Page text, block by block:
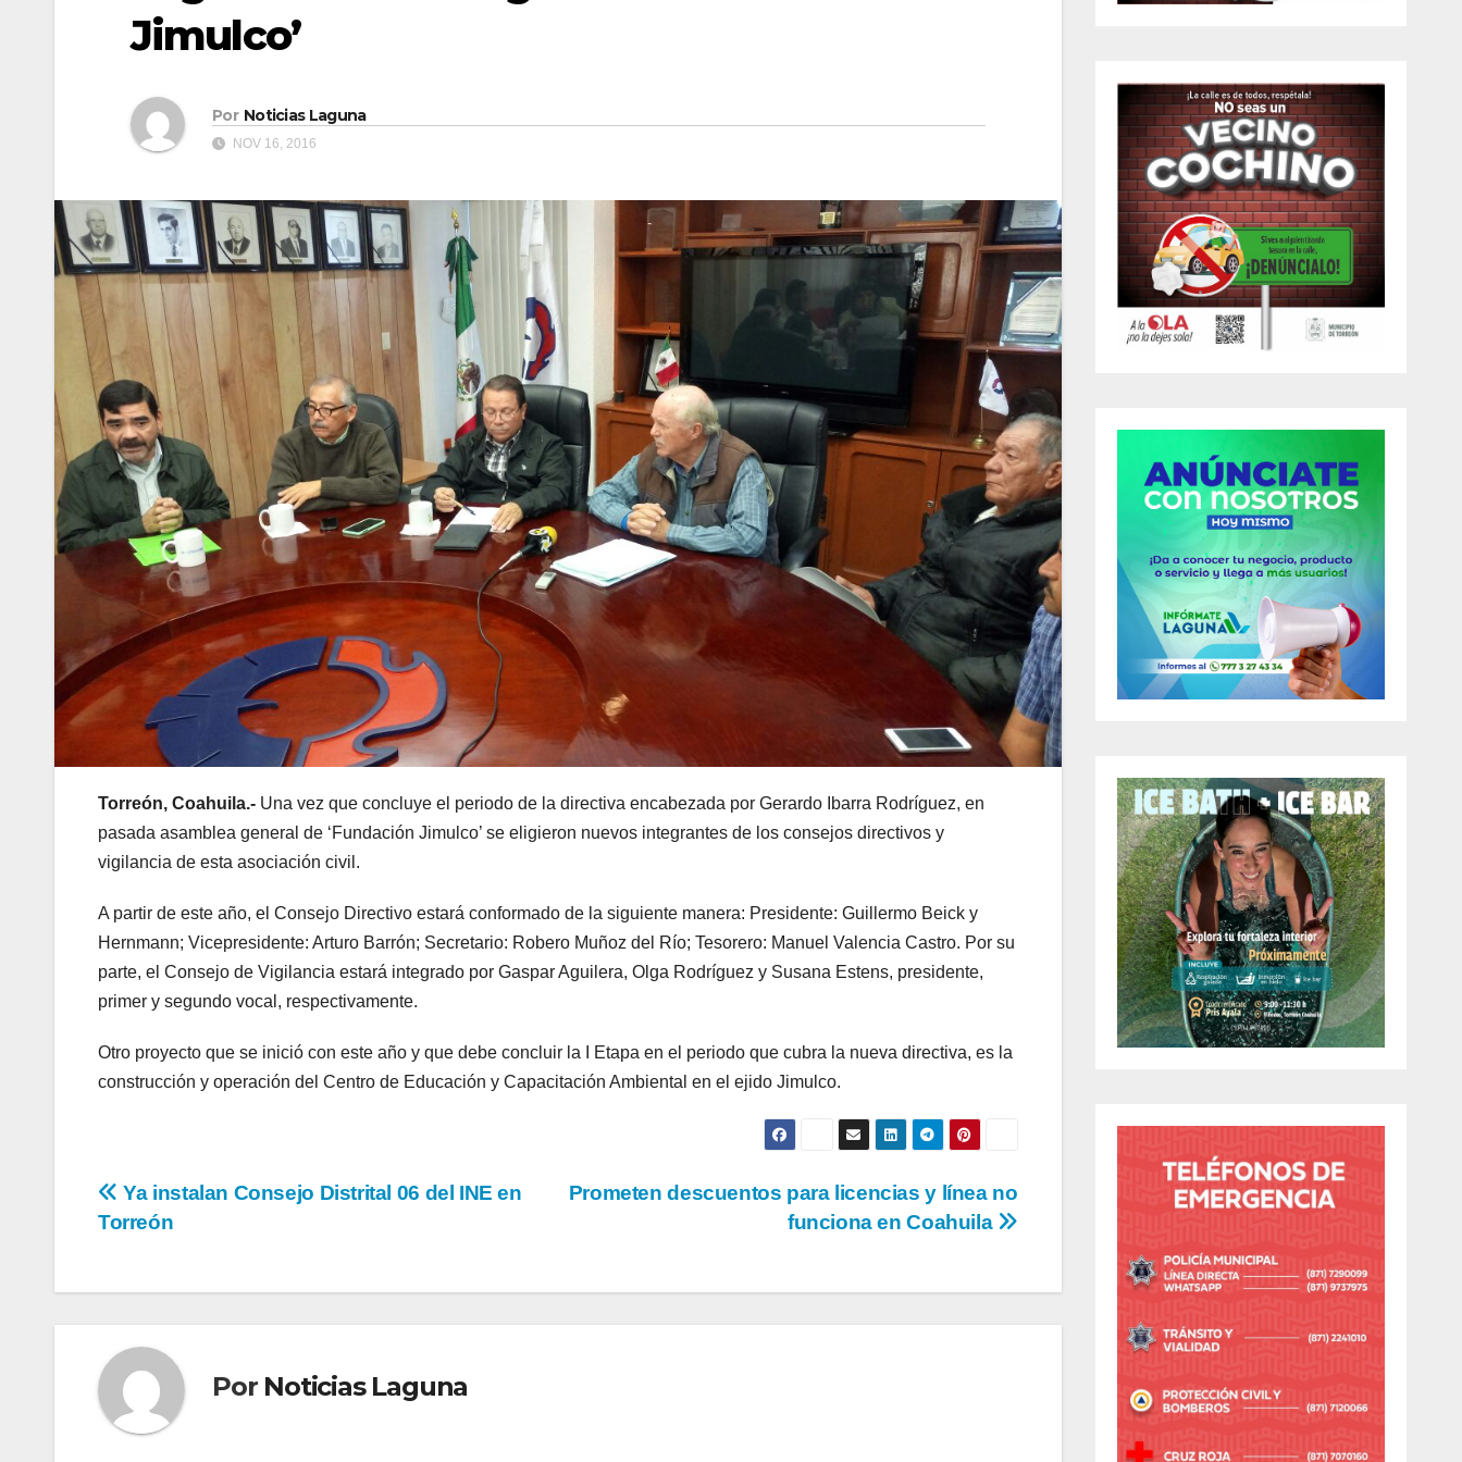
Jimulco’
Por Noticias Laguna
NOV 16, 2016
Torreón, Coahuila.- Una vez que concluye el periodo de la directiva encabezada por Gerardo Ibarra Rodríguez, en
pasada asamblea general de ‘Fundación Jimulco’ se eligieron nuevos integrantes de los consejos directivos y
vigilancia de esta asociación civil.
A partir de este año, el Consejo Directivo estará conformado de la siguiente manera: Presidente: Guillermo Beick y
Hernmann; Vicepresidente: Arturo Barrón; Secretario: Robero Muñoz del Río; Tesorero: Manuel Valencia Castro. Por su
parte, el Consejo de Vigilancia estará integrado por Gaspar Aguilera, Olga Rodríguez y Susana Estens, presidente,
primer y segundo vocal, respectivamente.
Otro proyecto que se inició con este año y que debe concluir la I Etapa en el periodo que cubra la nueva directiva, es la
construcción y operación del Centro de Educación y Capacitación Ambiental en el ejido Jimulco.
Navegación
entradas
Prometen descuentos para licencias y línea no
funciona en Coahuila
Ya instalan Consejo Distrital 06 del INE en
Torreón
Por Noticias Laguna